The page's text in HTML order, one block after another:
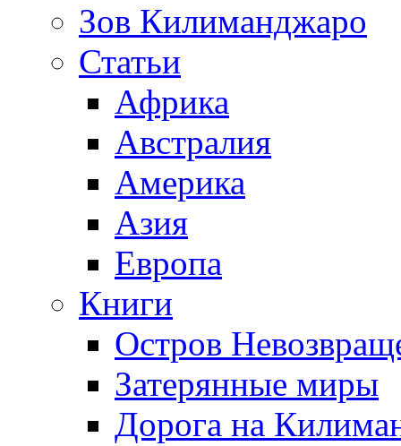
Зов Килиманджаро
Статьи
Африка
Австралия
Америка
Азия
Европа
Книги
Остров
Затерянные миры
Дорога на